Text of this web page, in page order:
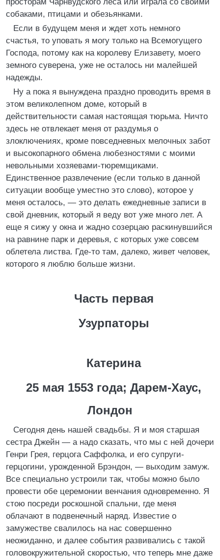
собаками, птицами и обезьянками.
Если в будущем меня и ждет хоть немного
счастья, то уповать я могу только на Всемогущего
Господа, потому как на королеву Елизавету, моего
земного суверена, уже не осталось ни малейшей
надежды.
Ну а пока я вынуждена праздно проводить время в
этом великолепном доме, который в
действительности самая настоящая тюрьма. Ничто
здесь не отвлекает меня от раздумья о
злоключениях, кроме повседневных мелочных забот
и высокопарного обмена любезностями с моими
невольными хозяевами-тюремщиками.
Единственное развлечение (если только в данной
ситуации вообще уместно это слово), которое у
меня осталось, — это делать ежедневные записи в
свой дневник, который я веду вот уже много лет. А
еще я сижу у окна и жадно созерцаю раскинувшийся
на равнине парк и деревья, с которых уже совсем
облетела листва. Где-то там, далеко, живет человек,
которого я люблю больше жизни.
Часть первая
Узурпаторы
Катерина
25 мая 1553 года; Дарем-Хаус,
Лондон
Сегодня день нашей свадьбы. Я и моя старшая
сестра Джейн — а надо сказать, что мы с ней дочери
Генри Грея, герцога Саффолка, и его супруги-
герцогини, урожденной Брэндон, — выходим замуж.
Все специально устроили так, чтобы можно было
провести обе церемонии венчания одновременно. Я
стою посреди роскошной спальни, где меня
облачают в подвенечный наряд. Известие о
замужестве свалилось на нас совершенно
неожиданно, и далее события развивались с такой
головокружительной скоростью, что теперь мне даже